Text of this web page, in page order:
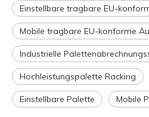
Einstellbare tragbare EU-
Mobile tragbare EU-konforme
Industrielle
Hochleistungspalette Racking
Einstellbare Palette Mobile